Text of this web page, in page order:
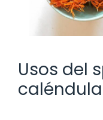
Usos del
caléndula